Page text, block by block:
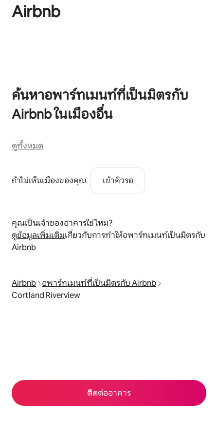
ติดต่ออาคาร
Airbnb
ค้นหาอพาร์ทเมนท์ที่เป็นมิตรกับ
Airbnb ในเมืองอื่น
ดูทั้งหมด
ถ้าไม่เห็นเมืองของคุณ เข้าคิวรอ
คุณเป็นเจ้าของอาคารใช่ไหม?
ดูข้อมูลเพิ่มเติมเกี่ยวกับการทำให้อพาร์ทเมนท์เป็นมิตรกับ
Airbnb
Airbnb
อพาร์ทเมนท์ที่เป็นมิตรกับ Airbnb
Cortland Riverview